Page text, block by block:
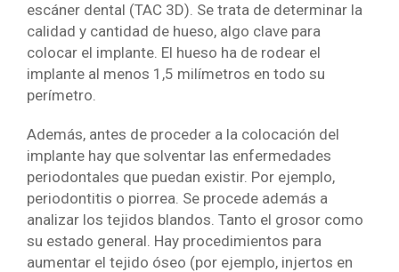
escáner dental (TAC 3D). Se trata de determinar la
calidad y cantidad de hueso, algo clave para
colocar el implante. El hueso ha de rodear el
implante al menos 1,5 milímetros en todo su
perímetro.
Además, antes de proceder a la colocación del
implante hay que solventar las enfermedades
periodontales que puedan existir. Por ejemplo,
periodontitis o piorrea. Se procede además a
analizar los tejidos blandos. Tanto el grosor como
su estado general. Hay procedimientos para
aumentar el tejido óseo (por ejemplo, injertos en